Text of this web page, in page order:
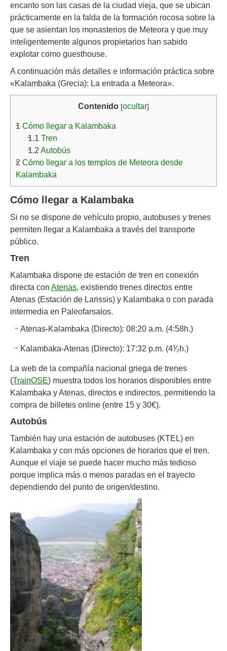
encanto son las casas de la ciudad vieja, que se ubican
prácticamente en la falda de la formación rocosa sobre la
que se asientan los monasterios de Meteora y que muy
inteligentemente algunos propietarios han sabido
explotar como guesthouse.
A continuación más detalles e información práctica sobre
«Kalambaka (Grecia): La entrada a Meteora».
Contenido [ocultar]
1 Cómo llegar a Kalambaka
1.1 Tren
1.2 Autobús
2 Cómo llegar a los templos de Meteora desde
Kalambaka
Cómo llegar a Kalambaka
Si no se dispone de vehículo propio, autobuses y trenes
permiten llegar a Kalambaka a través del transporte
público.
Tren
Kalambaka dispone de estación de tren en conexión
directa con Atenas, existiendo trenes directos entre
Atenas (Estación de Larissis) y Kalambaka o con parada
intermedia en Paleofarsalos.
Atenas-Kalambaka (Directo): 08:20 a.m. (4:58h.)
Kalambaka-Atenas (Directo): 17:32 p.m. (4⅟₂h.)
La web de la compañía nacional griega de trenes
(TrainOSE) muestra todos los horarios disponibles entre
Kalambaka y Atenas, directos e indirectos, permitiendo la
compra de billetes online (entre 15 y 30€).
Autobús
También hay una estación de autobuses (KTEL) en
Kalambaka y con más opciones de horarios que el tren.
Aunque el viaje se puede hacer mucho más tedioso
porque implica más o menos paradas en el trayecto
dependiendo del punto de origen/destino.